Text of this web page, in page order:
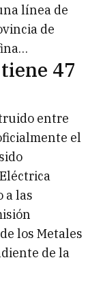
línea de
de
47
entre
el
a las
los Metales
de la